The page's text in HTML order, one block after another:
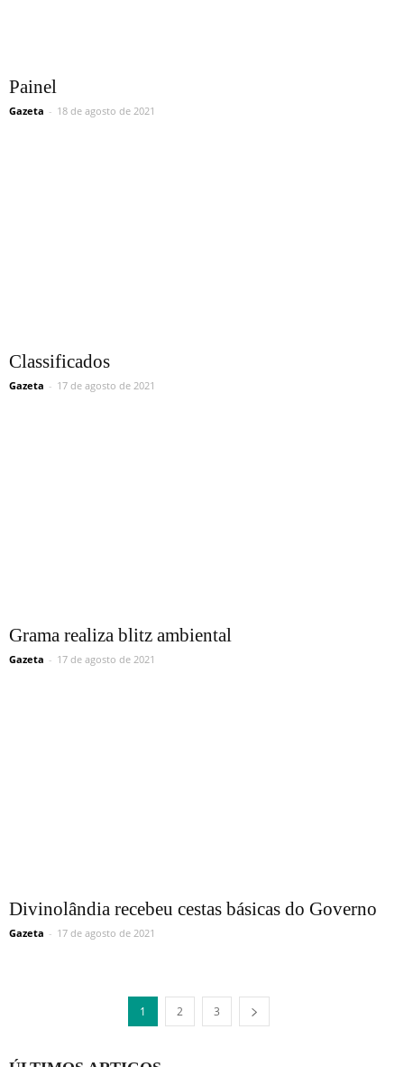
Painel
Gazeta - 18 de agosto de 2021
Classificados
Gazeta - 17 de agosto de 2021
Grama realiza blitz ambiental
Gazeta - 17 de agosto de 2021
Divinolândia recebeu cestas básicas do Governo
Gazeta - 17 de agosto de 2021
1 2 3